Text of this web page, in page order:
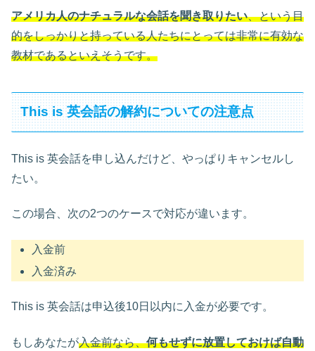
アメリカ人のナチュラルな会話を聞き取りたい、という目
的をしっかりと持っている人たちにとっては非常に有効な
教材であるといえそうです。
This is 英会話の解約についての注意点
This is 英会話を申し込んだけど、やっぱりキャンセルし
たい。
この場合、次の2つのケースで対応が違います。
入金前
入金済み
This is 英会話は申込後10日以内に入金が必要です。
もしあなたが入金前なら、何もせずに放置しておけば自動